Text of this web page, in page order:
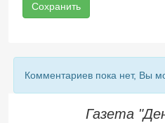
Сохранить
Комментариев пока нет, Вы
Газета